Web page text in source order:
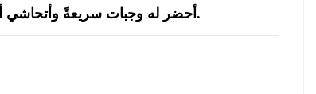
أحضر له وجبات سريعةً وأتحاشي أن أفتح أمامه ثلاجتي المملوءة بدمي مقطوعة الأذرع.